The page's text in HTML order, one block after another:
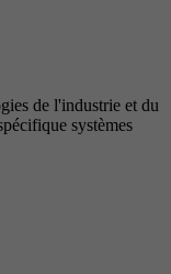
de l'industrie et du
systèmes